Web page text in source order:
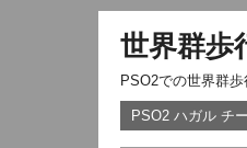
世界群歩
PSO2での世界群歩
PSO2 ハガル チ